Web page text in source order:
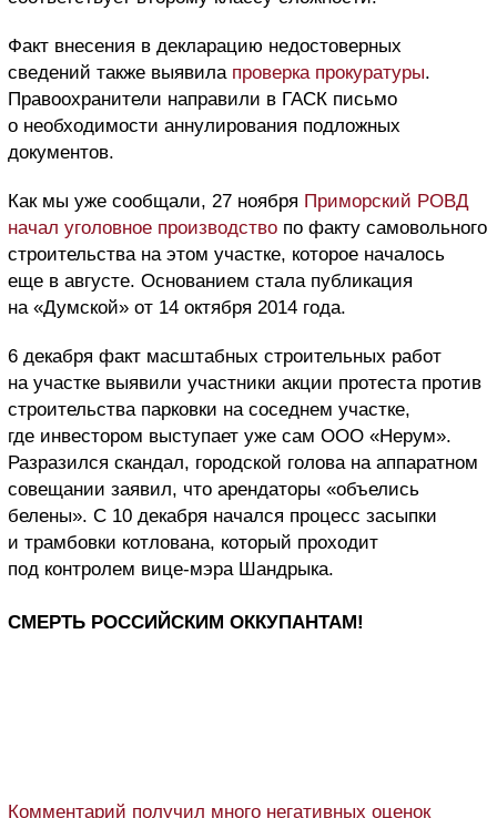
Факт внесения в декларацию недостоверных
сведений также выявила проверка прокуратуры.
Правоохранители направили в ГАСК письмо
о необходимости аннулирования подложных
документов.
Как мы уже сообщали, 27 ноября Приморский РОВД
начал уголовное производство по факту самовольного
строительства на этом участке, которое началось
еще в августе. Основанием стала публикация
на «Думской» от 14 октября 2014 года.
6 декабря факт масштабных строительных работ
на участке выявили участники акции протеста против
строительства парковки на соседнем участке,
где инвестором выступает уже сам ООО «Нерум».
Разразился скандал, городской голова на аппаратном
совещании заявил, что арендаторы «объелись
белены». С 10 декабря начался процесс засыпки
и трамбовки котлована, который проходит
под контролем вице-мэра Шандрыка.
СМЕРТЬ РОССИЙСКИМ ОККУПАНТАМ!
Комментарий получил много негативных оценок